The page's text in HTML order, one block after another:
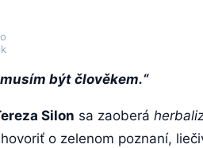
být člověkem.“
Silon sa zaoberá
o zelenom poznaní,